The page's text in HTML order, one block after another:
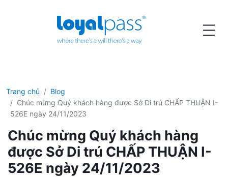
Trang chủ
Blog
Chúc mừng Quý khách hàng được Sở Di trú CHẤP THUẬN I-
526E ngày 24/11/2023
Chúc mừng Quý khách hàng
được Sở Di trú CHẤP THUẬN I-
526E ngày 24/11/2023